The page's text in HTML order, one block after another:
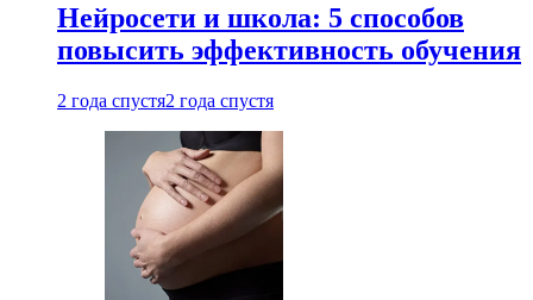
Нейросети и школа: 5 способов
повысить эффективность обучения
2 года спустя2 года спустя